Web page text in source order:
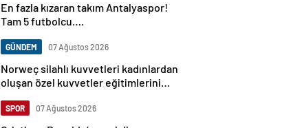
En fazla kızaran takım Antalyaspor!
Tam 5 futbolcu….
GÜNDEM 07 Ağustos 2026
Norweç silahlı kuvvetleri kadınlardan
oluşan özel kuvvetler eğitimlerini
SPOR 07 Ağustos 2026